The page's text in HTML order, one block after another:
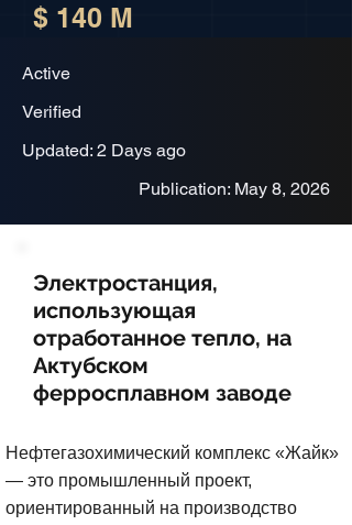
$ 140 M
Active
Verified
Updated: 2 Days ago
Publication: May 8, 2026
Электростанция,
использующая
отработанное тепло, на
Актубском
ферросплавном заводе
Нефтегазохимический комплекс «Жайк»
— это промышленный проект,
ориентированный на производство